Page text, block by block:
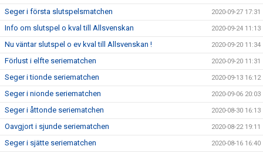
Seger i första slutspelsmatchen 2020-09-27 17:31
Info om slutspel o kval till Allsvenskan 2020-09-24 11:13
Nu väntar slutspel o ev kval till Allsvenskan ! 2020-09-20 11:34
Förlust i elfte seriematchen 2020-09-20 11:31
Seger i tionde seriematchen 2020-09-13 16:12
Seger i nionde seriematchen 2020-09-06 20:03
Seger i åttonde seriematchen 2020-08-30 16:13
Oavgjort i sjunde seriematchen 2020-08-22 19:11
Seger i sjätte seriematchen 2020-08-16 16:40